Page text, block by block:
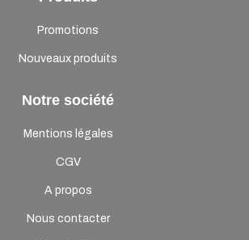
Promotions
Nouveaux produits
Notre société
Mentions légales
CGV
A propos
Nous contacter